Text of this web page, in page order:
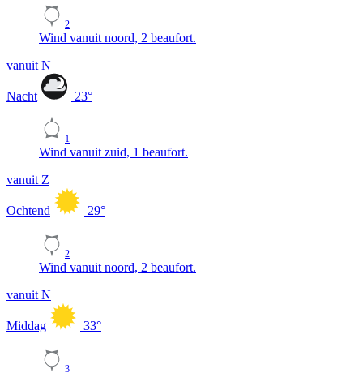
2
Wind vanuit noord, 2 beaufort.
vanuit N
Nacht 23°
1
Wind vanuit zuid, 1 beaufort.
vanuit Z
Ochtend 29°
2
Wind vanuit noord, 2 beaufort.
vanuit N
Middag 33°
3